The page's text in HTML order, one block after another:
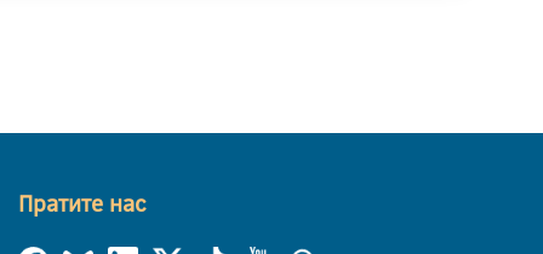
Пратите нас